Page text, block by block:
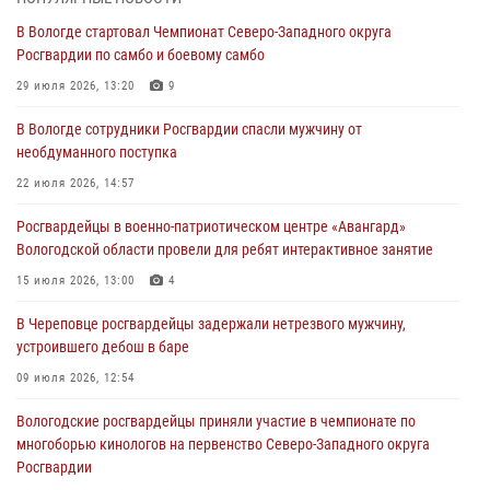
ЗА МИНУВШУЮ НЕДЕЛЮ СОТРУДНИКАМИ ВНЕВЕДОМСТВЕННОЙ
ОХРАНЫ РОСГВАРДИИ В ВОЛОГОДСКОЙ ОБЛАСТИ ЗАДЕРЖАНО 23
02 августа 2026, 10:37
Росгвардейцы в г. Соколе задержали несовершеннолетнего
31 июля 2026, 06:43
В Вологде стартовал Чемпионат Северо-Западного округа
29 июля 2026, 13:20
В Вологде стартовал Чемпионат Северо-Западного округа
Росгвардии по самбо и боевому самбо
29 июля 2026, 13:20 9
В Вологде сотрудники Росгвардии спасли мужчину от
необдуманного поступка
22 июля 2026, 14:57
Росгвардейцы в военно-патриотическом центре «Авангард»
Вологодской области провели для ребят интерактивное занятие
15 июля 2026, 13:00 4
В Череповце росгвардейцы задержали нетрезвого мужчину,
устроившего дебош в баре
09 июля 2026, 12:54
Вологодские росгвардейцы приняли участие в чемпионате по
многоборью кинологов на первенство Северо-Западного округа
Росгвардии